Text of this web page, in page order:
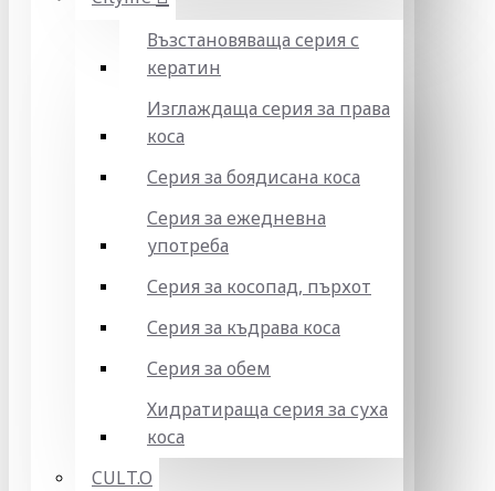
Възстановяваща серия с
кератин
Изглаждаща серия за права
коса
Серия за боядисана коса
Серия за ежедневна
употреба
Серия за косопад, пърхот
Серия за къдрава коса
Серия за обем
Хидратираща серия за суха
коса
CULT.O